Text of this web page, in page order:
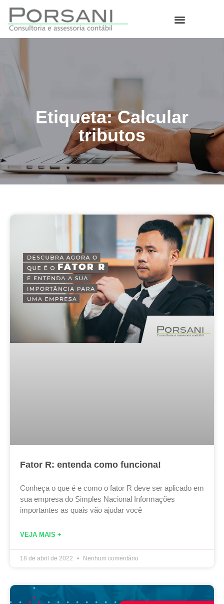
Etiqueta: Calcular
tributos
Fator R: entenda como funciona!
Conheça o que é e como o fator R deve ser aplicado em
sua empresa do Simples Nacional Informações
importantes as quais vão ajudar você
VEJA MAIS +
18 de abril de 2022 Nenhum comentário